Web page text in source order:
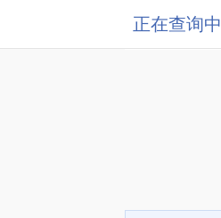
正在查询中